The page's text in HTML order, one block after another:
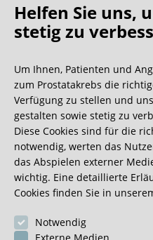
Oh what
Wir bekommen ja viele
aber dieser ist doch
0:40 Minuten
Helfen Sie uns,
stetig zu
Um Ihnen, Patienten und
zum Prostatakrebs die
Verfügung zu stellen und
gestalten sowie stetig zu
Diese Cookies sind für die
notwendig, werten das
das Abspielen externer
wichtig. Eine detaillierte
Cookies finden Sie in
Notwendig